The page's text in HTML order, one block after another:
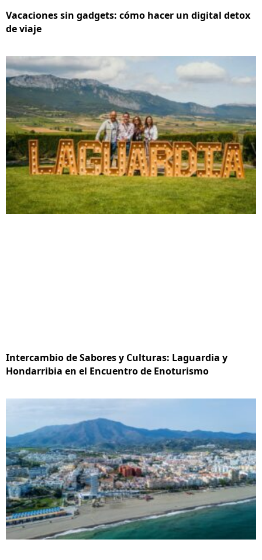
Vacaciones sin gadgets: cómo hacer un digital detox
de viaje
Intercambio de Sabores y Culturas: Laguardia y
Hondarribia en el Encuentro de Enoturismo